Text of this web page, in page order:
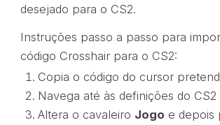
desejado para o CS2.
Instruções passo a passo para
código Crosshair para o CS2:
Copia o código do cursor
Navega até às definições do CS2
Altera o cavaleiro Jogo e depois